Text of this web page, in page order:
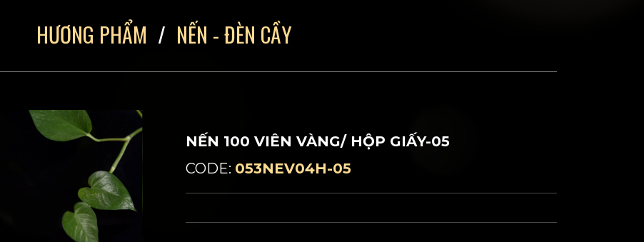
HƯƠNG PHẨM NẾN - ĐÈN CẦY
NẾN 100 VIÊN VÀNG/ HỘP GIẤY-05
CODE: 053NEV04H-05